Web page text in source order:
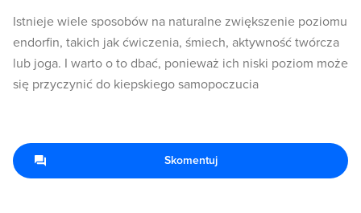
Istnieje wiele sposobów na naturalne zwiększenie poziomu
endorfin, takich jak ćwiczenia, śmiech, aktywność twórcza
lub joga. I warto o to dbać, ponieważ ich niski poziom może
się przyczynić do kiepskiego samopoczucia
Skomentuj